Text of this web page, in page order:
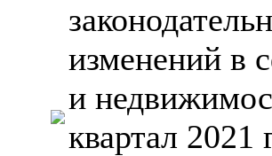
изменений в
и
квартал 2021